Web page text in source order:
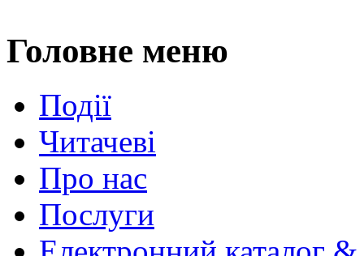
Головне меню
Події
Читачеві
Про нас
Послуги